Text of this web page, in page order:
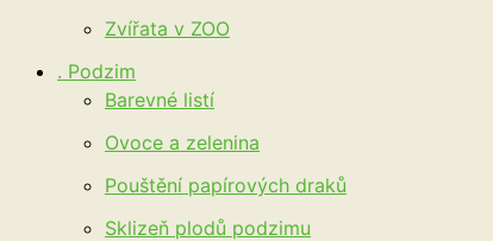
Zvířata v ZOO
. Podzim
Barevné listí
Ovoce a zelenina
Pouštění papírových draků
Sklizeň plodů podzimu